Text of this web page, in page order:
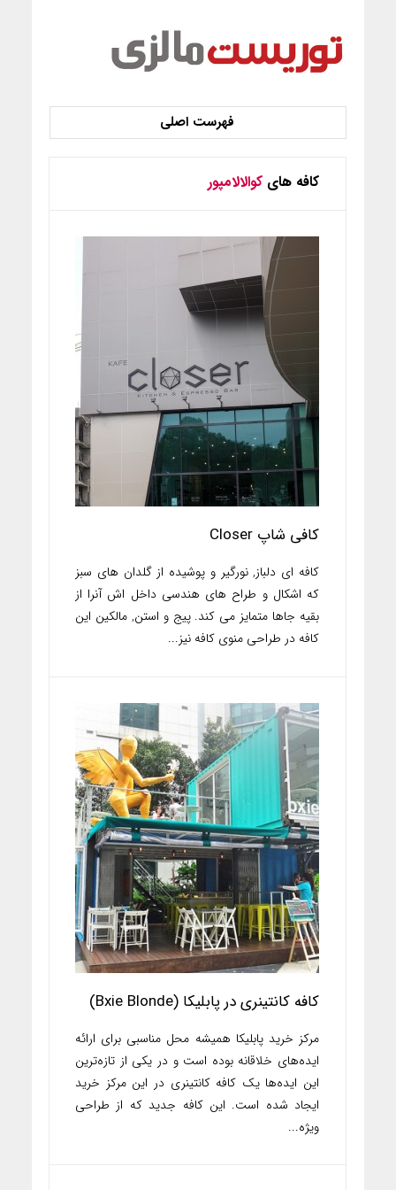
کافه های کوالالامپور
کافی شاپ Closer
کافه ای دلباز, نورگیر و پوشیده از گلدان های سبز
که اشکال و طراح های هندسی داخل اش آنرا از
بقیه جاها متمایز می کند. پیج و استن, مالکین این
کافه در طراحی منوی کافه نیز...
کافه کانتینری در پابلیکا (Bxie Blonde)
مرکز خرید پابلیکا همیشه محل مناسبی برای ارائه
ایده‌های خلاقانه بوده است و در یکی از تازه‌ترین
این ایده‌ها یک کافه کانتینری در این مرکز خرید
ایجاد شده است. این کافه جدید که از طراحی
ویژه...